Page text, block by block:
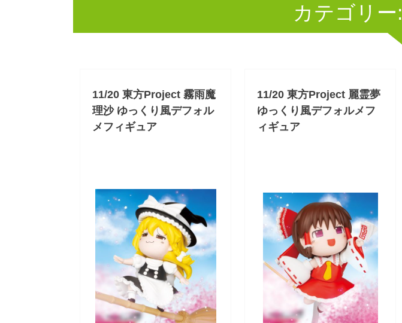
カテゴリー:
11/20 東方Project 霧雨魔
理沙 ゆっくり風デフォル
メフィギュア
11/20 東方Project 麗霊夢
ゆっくり風デフォルメフ
ィギュア